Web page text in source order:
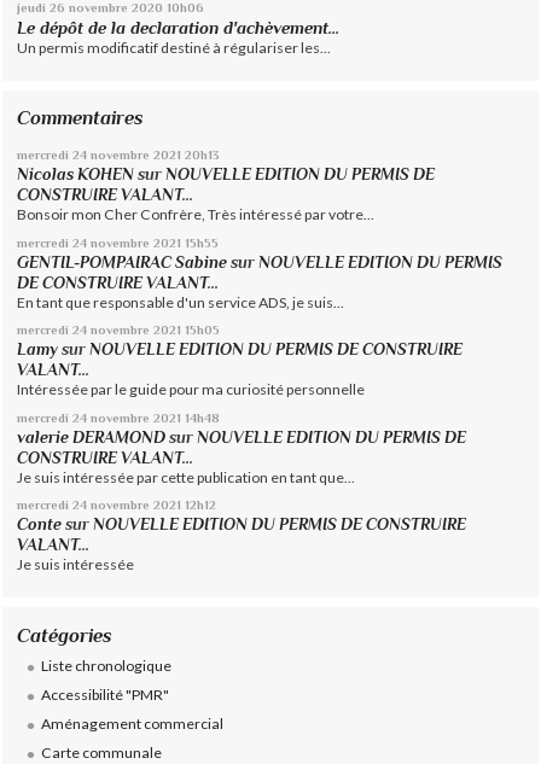
jeudi 26 novembre 2020 10h06
Le dépôt de la declaration d'achèvement...
Un permis modificatif destiné à régulariser les...
Commentaires
mercredi 24 novembre 2021 20h13
Nicolas KOHEN sur NOUVELLE EDITION DU PERMIS DE
CONSTRUIRE VALANT...
Bonsoir mon Cher Confrère, Très intéressé par votre...
mercredi 24 novembre 2021 15h55
GENTIL-POMPAIRAC Sabine sur NOUVELLE EDITION DU PERMIS
DE CONSTRUIRE VALANT...
En tant que responsable d'un service ADS, je suis...
mercredi 24 novembre 2021 15h05
Lamy surNOUVELLE EDITION DU PERMIS DE CONSTRUIRE
VALANT...
Intéressée par le guide pour ma curiosité personnelle
mercredi 24 novembre 2021 14h48
valerie DERAMOND sur NOUVELLE EDITION DU PERMIS DE
CONSTRUIRE VALANT...
Je suis intéressée par cette publication en tant que...
mercredi 24 novembre 2021 12h12
Conte surNOUVELLE EDITION DU PERMIS DE CONSTRUIRE
VALANT...
Je suis intéressée
Catégories
Liste chronologique
Accessibilité "PMR"
Aménagement commercial
Carte communale